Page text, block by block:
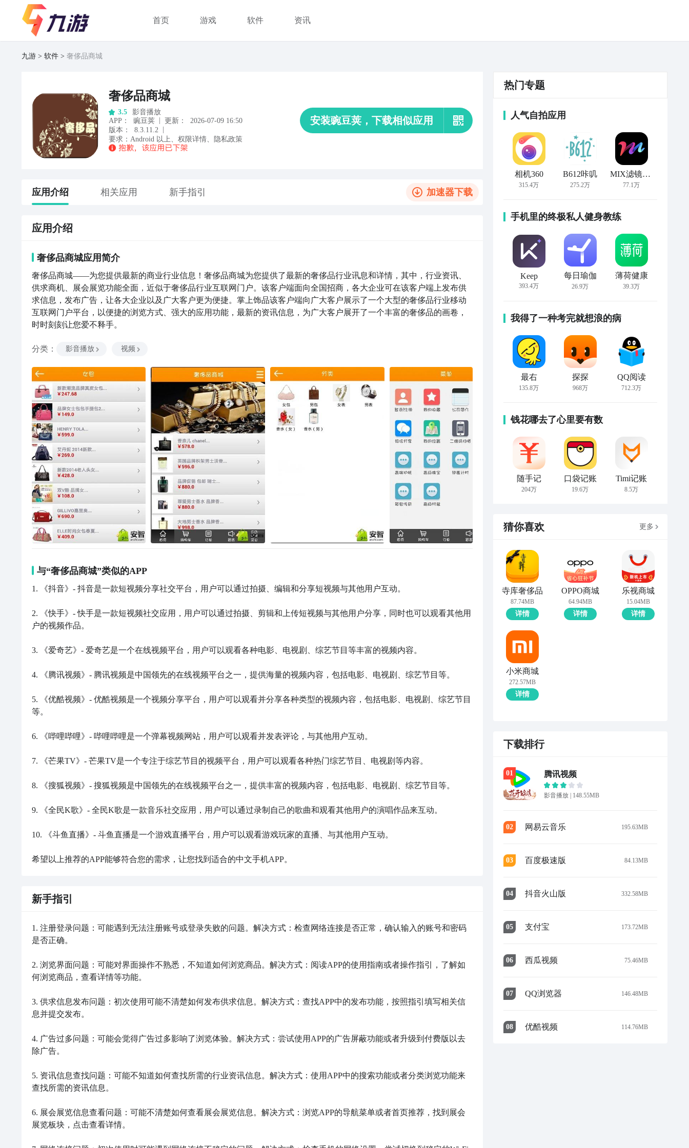
首页 游戏 软件 资讯
九游 软件 奢侈品商城
奢侈品商城
3.5
影音播放
APP ： 豌豆荚 | 更新：
2026-07-09 16:50
版本：
8.3.11.2
|
要求： Android 以上 权限详情 隐私政策
安装豌豆荚，下载相似应用
应用介绍 相关应用 新手指引 加速器下载
应用介绍
奢侈品商城应用简介
奢侈品商城——为您提供最新的商业行业信息！奢侈品商城为您提供了最新的奢侈品行业讯息和详情，其中，行业资讯、
供求商机、展会展览功能全面，近似于奢侈品行业互联网门户。该客户端面向全国招商，各大企业可在该客户端上发布供
求信息，发布广告，让各大企业以及广大客户更为便捷。掌上饰品该客户端向广大客户展示了一个大型的奢侈品行业移动
互联网门户平台，以便捷的浏览方式、强大的应用功能，最新的资讯信息，为广大客户展开了一个丰富的奢侈品的画卷，
时时刻刻让您爱不释手。
分类 ： 影音播放 视频
与“奢侈品商城”类似的APP
1. 《抖音》- 抖音是一款短视频分享社交平台，用户可以通过拍摄、编辑和分享短视频与其他用户互动。
2. 《快手》- 快手是一款短视频社交应用，用户可以通过拍摄、剪辑和上传短视频与其他用户分享，同时也可以观看其他用
户的视频作品。
3. 《爱奇艺》- 爱奇艺是一个在线视频平台，用户可以观看各种电影、电视剧、综艺节目等丰富的视频内容。
4. 《腾讯视频》- 腾讯视频是中国领先的在线视频平台之一，提供海量的视频内容，包括电影、电视剧、综艺节目等。
5. 《优酷视频》- 优酷视频是一个视频分享平台，用户可以观看并分享各种类型的视频内容，包括电影、电视剧、综艺节目
等。
6. 《哔哩哔哩》- 哔哩哔哩是一个弹幕视频网站，用户可以观看并发表评论，与其他用户互动。
7. 《芒果TV》- 芒果TV是一个专注于综艺节目的视频平台，用户可以观看各种热门综艺节目、电视剧等内容。
8. 《搜狐视频》- 搜狐视频是中国领先的在线视频平台之一，提供丰富的视频内容，包括电影、电视剧、综艺节目等。
9. 《全民K歌》- 全民K歌是一款音乐社交应用，用户可以通过录制自己的歌曲和观看其他用户的演唱作品来互动。
10. 《斗鱼直播》- 斗鱼直播是一个游戏直播平台，用户可以观看游戏玩家的直播、与其他用户互动。
希望以上推荐的APP能够符合您的需求，让您找到适合的中文手机APP。
新手指引
1. 注册登录问题：可能遇到无法注册账号或登录失败的问题。解决方式：检查网络连接是否正常，确认输入的账号和密码
是否正确。
2. 浏览界面问题：可能对界面操作不熟悉，不知道如何浏览商品。解决方式：阅读APP的使用指南或者操作指引，了解如
何浏览商品，查看详情等功能。
3. 供求信息发布问题：初次使用可能不清楚如何发布供求信息。解决方式：查找APP中的发布功能，按照指引填写相关信
息并提交发布。
4. 广告过多问题：可能会觉得广告过多影响了浏览体验。解决方式：尝试使用APP的广告屏蔽功能或者升级到付费版以去
除广告。
5. 资讯信息查找问题：可能不知道如何查找所需的行业资讯信息。解决方式：使用APP中的搜索功能或者分类浏览功能来
查找所需的资讯信息。
6. 展会展览信息查看问题：可能不清楚如何查看展会展览信息。解决方式：浏览APP的导航菜单或者首页推荐，找到展会
展览板块，点击查看详情。
热门专题
人气自拍应用
相机360
315.4万
B612咔叽
275.2万
MIX滤镜大师
77.1万
手机里的终极私人健身教练
Keep
393.4万
每日瑜伽
26.9万
薄荷健康
39.3万
我得了一种考完就想浪的病
最右
135.8万
探探
968万
QQ阅读
712.3万
钱花哪去了心里要有数
随手记
204万
口袋记账
19.6万
Timi记账
8.5万
猜你喜欢 更多
寺库奢侈品
87.74MB
详情
OPPO商城
64.94MB
详情
乐视商城
15.04MB
详情
小米商城
272.57MB
详情
下载排行
01 腾讯视频
影音播放 | 148.55MB
02 网易云音乐 195.63MB
03 百度极速版 84.13MB
04 抖音火山版 332.58MB
05 支付宝 173.72MB
06 西瓜视频 75.46MB
07 QQ浏览器 146.48MB
08 优酷视频 114.76MB